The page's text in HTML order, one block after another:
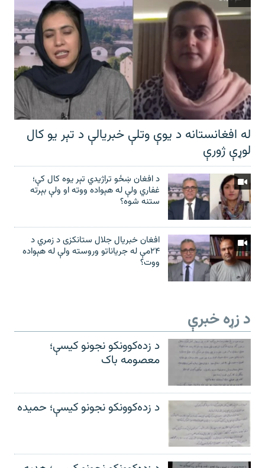
له افغانستانه د یوې وتلې خبریالې د تېر يو کال
لوړې ژورې
د افغان ښځو تراژیدي تېر یوه کال کې؛
غفاري ولې له هېواده ووته او ولې بېرته
ستنه شوه؟
افغان خبریال جلال ستانکزی د زمري د
۲۴مې له جریاناتو وروسته ولې له هېواده
ووت؟
د زړه خبرې
د زده‌کوونکو نجونو کیسې؛
معصومه باک
د زده‌کوونکو نجونو کیسې؛ حمیده